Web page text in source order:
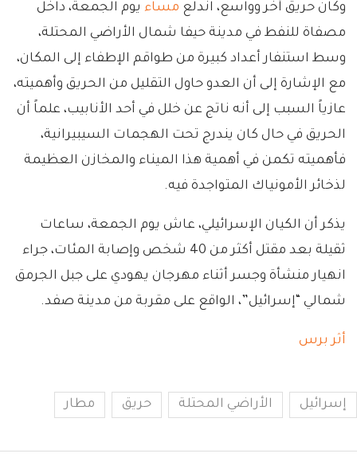
وكان حريق آخر وواسع، اندلع مساء يوم الجمعة، داخل
مصفاة للنفط في مدينة حيفا شمال الأراضي المحتلة،
وسط استنفار أعداد كبيرة من طواقم الإطفاء إلى المكان،
مع الإشارة إلى أن العدو حاول التقليل من الحريق وأهميته،
عازياً السبب إلى أنه ناتج عن خلل في أحد الأنابيب، علماً أن
الحريق في حال كان يندرج تحت الهجمات السيبيرانية،
فأهميته تكمن في أهمية هذا الميناء والمخازن العظيمة
لذخائر الأمونياك المتواجدة فيه.
يذكر أن الكيان الإسرائيلي، عاش يوم الجمعة، ساعات
ثقيلة بعد مقتل أكثر من 40 شخص وإصابة المئات، جراء
انهيار منشأة وجسر أثناء مهرجان يهودي على جبل الجرمق
شمالي “إسرائيل”، الواقع على مقربة من مدينة صفد.
أثر برس
إسرائيل الأراضي المحتلة حريق مطار